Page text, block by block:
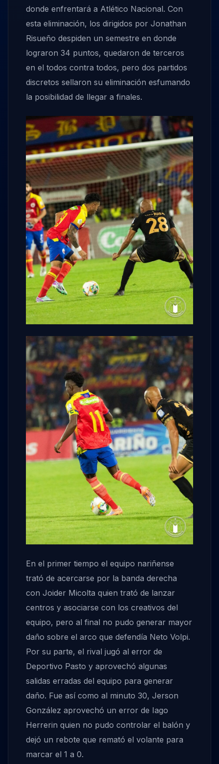
donde enfrentará a Atlético Nacional. Con
esta eliminación, los dirigidos por Jonathan
Risueño despiden un semestre en donde
lograron 34 puntos, quedaron de terceros
en el todos contra todos, pero dos partidos
discretos sellaron su eliminación esfumando
la posibilidad de llegar a finales.
En el primer tiempo el equipo nariñense
trató de acercarse por la banda derecha
con Joider Micolta quien trató de lanzar
centros y asociarse con los creativos del
equipo, pero al final no pudo generar mayor
daño sobre el arco que defendía Neto Volpi.
Por su parte, el rival jugó al error de
Deportivo Pasto y aprovechó algunas
salidas erradas del equipo para generar
daño. Fue así como al minuto 30, Jerson
González aprovechó un error de Iago
Herrerin quien no pudo controlar el balón y
dejó un rebote que remató el volante para
marcar el 1 a 0.